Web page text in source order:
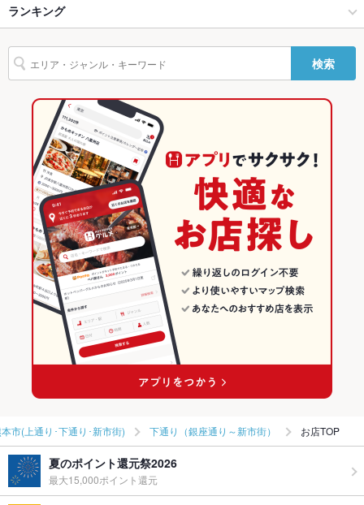
駐車場
その他設備 －
その他
飲み放題 なし
食べ放題 なし
お子様連れ お子様連れ不可
ウェディン
グパーティ
ー二次会
－
熊本市(上通り･下通り･新市街) × 和風
辛島町駅 × 居酒屋
辛島町駅 × 和風
和食全般
熊本市(上通り･下通り･新市街) × 和食
熊本市(上通り･下通り･新市街) × 和食全般
辛島町駅 × 和食
辛島町駅 × 和食全般
下通り（銀座通り～新市街） × 和風
下通り（銀座通り～新市街） × 和食
下通り（銀座通り～新市街） × 和食全般
熊本 × 居酒屋
熊本 × 和風
熊本 × 和食
熊本 × 和食全般
熊本駅
花畑町駅
手羽先 からあげ
すき焼き 天ぷら つくね 地鶏 グラタン
アヒージョ 生ハム 馬肉
ランキング
熊本のグルメランキング
熊本の居酒屋ランキング
熊本市(上通り･下通り･新市街)のグルメランキング
熊本市(上通り･下通り･新市街)の居酒屋ランキング
下通り（銀座通り～新市街）のグルメランキング
下通り（銀座通り～新市街）の居酒屋ランキング
検索
市(上通り･下通り･新市街) 下通り（銀座通り～新市街） お店TOP
夏のポイント還元祭2026
最大15,000ポイント還元